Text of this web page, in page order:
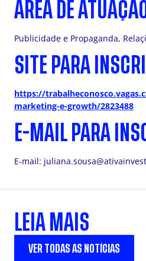
ÁREA DE
Publicidade e Propaganda,
SITE PARA
https://
marketing-e-growth/2823488
E-MAIL PARA
E-mail:
LEIA MAIS
VER TODAS AS NOTÍCIAS